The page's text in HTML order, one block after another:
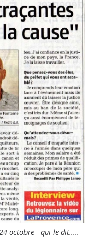
octobre- qui le dit.....